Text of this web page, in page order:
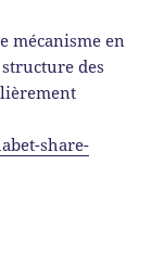
mécanisme en
des
share-